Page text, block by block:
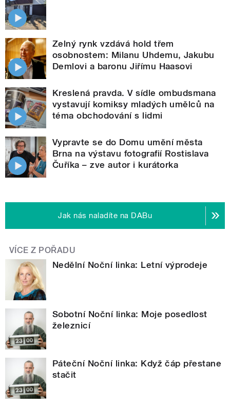
Zelný rynk vzdává hold třem
osobnostem: Milanu Uhdemu, Jakubu
Demlovi a baronu Jiřímu Haasovi
Kreslená pravda. V sídle ombudsmana
vystavují komiksy mladých umělců na
téma obchodování s lidmi
Vypravte se do Domu umění města
Brna na výstavu fotografií Rostislava
Čuříka – zve autor i kurátorka
Jak nás naladíte na DABu
VÍCE Z POŘADU
Nedělní Noční linka: Letní výprodeje
Sobotní Noční linka: Moje posedlost
železnicí
Páteční Noční linka: Když čáp přestane
stačit